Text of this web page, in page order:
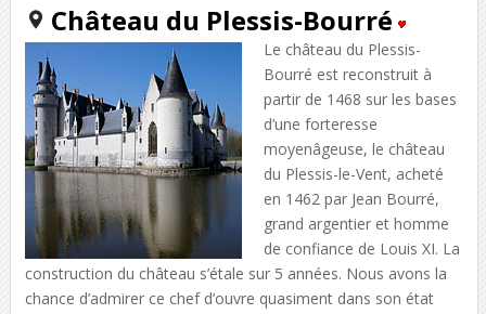
Château du Plessis-Bourré
Le château du Plessis-
Bourré est reconstruit à
partir de 1468 sur les bases
d’une forteresse
moyenâgeuse, le château
du Plessis-le-Vent, acheté
en 1462 par Jean Bourré,
grand argentier et homme
de confiance de Louis XI. La
construction du château s’étale sur 5 années. Nous avons la
chance d’admirer ce chef d’ouvre quasiment dans son état